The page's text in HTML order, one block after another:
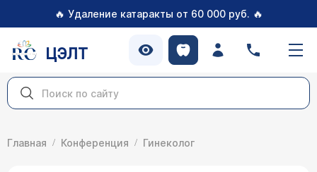
🔥 Удаление катаракты от 60 000 руб. 🔥
ЦЭЛТ
Главная Конференция Гинеколог